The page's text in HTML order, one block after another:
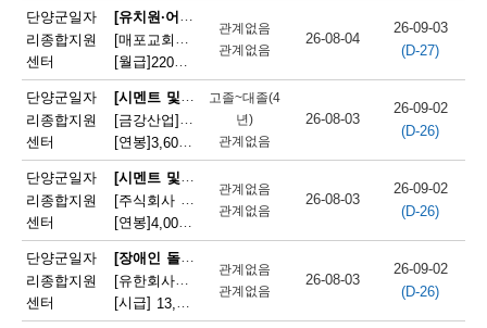
단양군일자
리종합지원
센터
[유치원·어린이집 급식 조리사]
[매포교회어린이집] 어린이집 조리사(정규직) 채용
[월급] 220만원
관계없음
관계없음
26-08-04
26-09-03
(D-27)
단양군일자
리종합지원
센터
[시멘트 및 광물제품 제조기 조작원]
[금강산업]한일시멘트협력업체 예열직원 모집
[연봉]3,600만원 | 충청북도 단양군 매포읍 매포길 245
고졸~대졸(4
년)
관계없음
26-08-03
26-09-02
(D-26)
단양군일자
리종합지원
센터
[시멘트 및 광물제품 제조기 조작원]
[주식회사 주안] 시멘트 생산 설비 관리
[연봉]4,000만원 | 충청북도 단양군 매포읍 매포길 18
관계없음
관계없음
26-08-03
26-09-02
(D-26)
단양군일자
리종합지원
센터
[장애인 돌봄 종사원]
[유한회사단양돌봄사회서비스센터] 장애인 활동지원사 모집
[시급] 13,100원 | 충청북도 단양군 단양읍 삼봉로 233
관계없음
관계없음
26-08-03
26-09-02
(D-26)
용
정
보